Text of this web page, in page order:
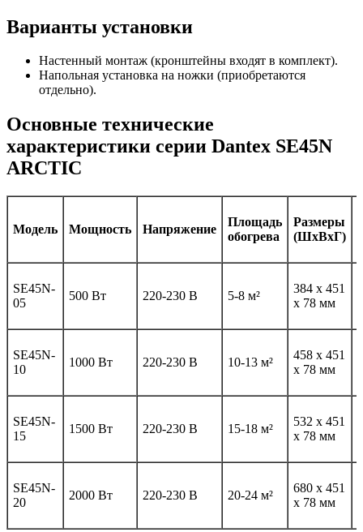
Варианты установки
Настенный монтаж (кронштейны входят в комплект).
Напольная установка на ножки (приобретаются
отдельно).
Основные технические
характеристики серии Dantex SE45N
ARCTIC
Модель Мощность Напряжение
Площадь
обогрева
Размеры
(ШхВхГ)
SE45N-
05
500 Вт 220-230 В 5-8 м²
384 х 451
х 78 мм
SE45N-
10
1000 Вт 220-230 В 10-13 м²
458 х 451
х 78 мм
SE45N-
15
1500 Вт 220-230 В 15-18 м²
532 х 451
х 78 мм
SE45N-
20
2000 Вт 220-230 В 20-24 м²
680 х 451
х 78 мм